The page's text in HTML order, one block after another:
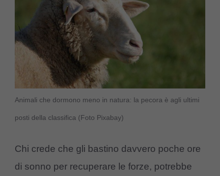
Animali che dormono meno in natura: la pecora è agli ultimi
posti della classifica (Foto Pixabay)
Chi crede che gli bastino davvero poche ore
di sonno per recuperare le forze, potrebbe